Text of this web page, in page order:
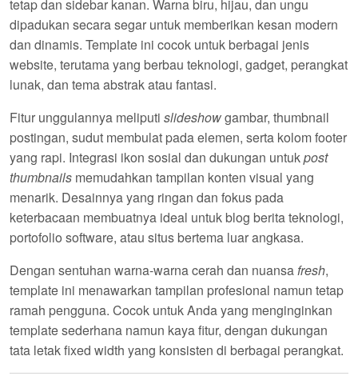
tetap dan sidebar kanan. Warna biru, hijau, dan ungu
dipadukan secara segar untuk memberikan kesan modern
dan dinamis. Template ini cocok untuk berbagai jenis
website, terutama yang berbau teknologi, gadget, perangkat
lunak, dan tema abstrak atau fantasi.
Fitur unggulannya meliputi slideshowgambar, thumbnail
postingan, sudut membulat pada elemen, serta kolom footer
yang rapi. Integrasi ikon sosial dan dukungan untukpost
thumbnails memudahkan tampilan konten visual yang
menarik. Desainnya yang ringan dan fokus pada
keterbacaan membuatnya ideal untuk blog berita teknologi,
portofolio software, atau situs bertema luar angkasa.
Dengan sentuhan warna-warna cerah dan nuansafresh,
template ini menawarkan tampilan profesional namun tetap
ramah pengguna. Cocok untuk Anda yang menginginkan
template sederhana namun kaya fitur, dengan dukungan
tata letak fixed width yang konsisten di berbagai perangkat.